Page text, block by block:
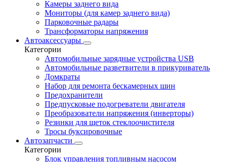
Камеры заднего вида
Мониторы (для камер заднего вида)
Парковочные радары
Трансформаторы напряжения
Автоаксессуары
Категории
Автомобильные зарядные устройства USB
Автомобильные разветвители в прикуриватель
Домкраты
Набор для ремонта бескамерных шин
Предохранители
Предпусковые подогреватели двигателя
Преобразователи напряжения (инверторы)
Резинки для щеток стеклоочистителя
Тросы буксировочные
Автозапчасти
Категории
Блок управления топливным насосом